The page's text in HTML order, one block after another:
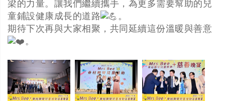
梁的力量。讓我們繼續攜手，為更多需要幫助的兒
童鋪設健康成長的道路
。
期待下次再與大家相聚，共同延續這份溫暖與善意
。